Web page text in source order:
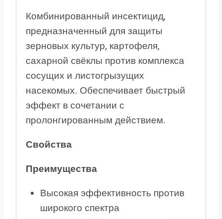
Комбинированный инсектицид,
предназначенный для защиты
зерновых культур, картофеля,
сахарной свёклы против комплекса
сосущих и листогрызущих
насекомых. Обеспечивает быстрый
эффект в сочетании с
пролонгированным действием.
Свойства
Преимущества
Высокая эффективность против
широкого спектра